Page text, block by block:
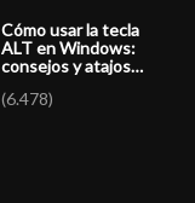
Cómo usar la tecla
ALT en Windows:
consejos y atajos…
(6.478)